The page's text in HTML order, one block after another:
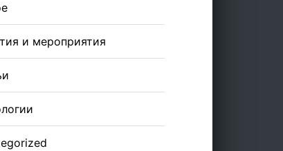
и мероприятия